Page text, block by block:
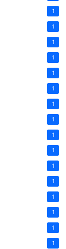
1
1
1
1
1
1
1
1
1
1
1
1
1
1
1
1